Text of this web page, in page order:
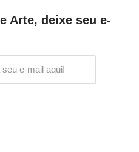
Arte, deixe seu e-